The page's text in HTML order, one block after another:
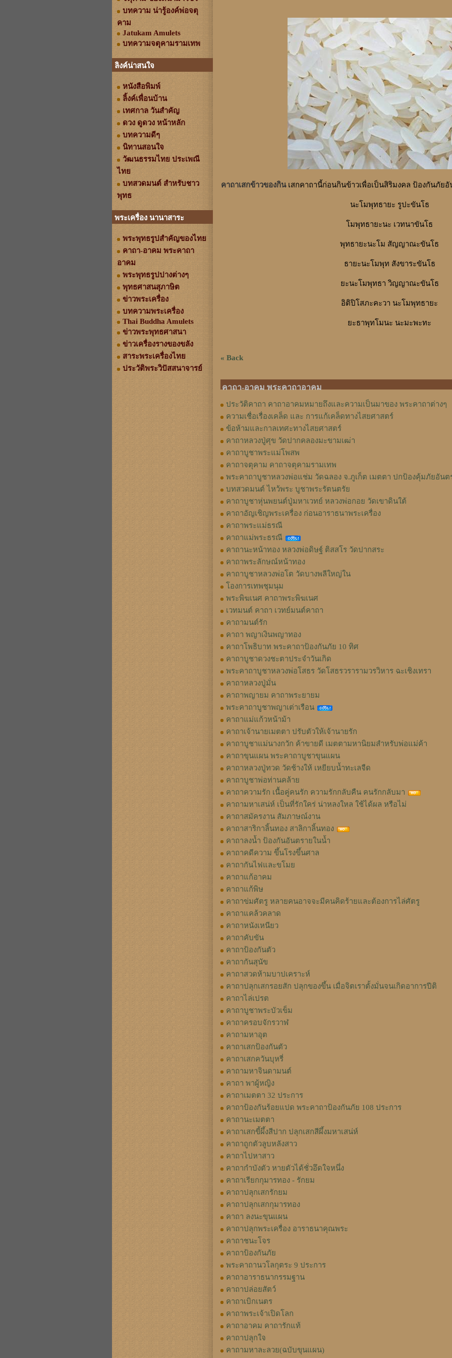
บทความ น่ารู้องค์พ่อจตุ
คาม
Jatukam Amulets
บทความจตุคามรามเทพ
ลิงค์น่าสนใจ
หนังสือพิมพ์
ลิ้งค์เพื่อนบ้าน
เทศกาล วันสำคัญ
ดวง ดูดวง หน้าหลัก
บทความดีๆ
นิทานสอนใจ
วัฒนธรรมไทย ประเพณี
ไทย
บทสวดมนต์ สำหรับชาว
พุทธ
พระเครื่อง นานาสาระ
พระพุทธรูปสำคัญของไทย
คาถา-อาคม พระคาถา
อาคม
พระพุทธรูปปางต่างๆ
พุทธศาสนสุภาษิต
ข่าวพระเครื่อง
บทความพระเครื่อง
Thai Buddha Amulets
ข่าวพระพุทธศาสนา
ข่าวเครื่องรางของขลัง
สาระพระเครื่องไทย
ประวัติพระวิปัสสนาจารย์
คาถาเสกข้าวของกินเสกคาถานี้ก่อนกินข้าวเพื่อเป็นสิริมงคล ป้องกันภัยอั
นะโมพุทธายะ รูปะขันโธ
โมพุทธายะนะ เวทนาขันโธ
พุทธายะนะโม สัญญาณะขันโธ
ธายะนะโมพุท สังขาระขันโธ
ยะนะโมพุทธา วิญญาณะขันโธ
อิติปิโสภะคะวา นะโมพุทธายะ
ยะธาพุทโมนะ นะมะพะทะ
« Back
คาถา-อาคม พระคาถาอาคม
ประวัติคาถา คาถาอาคมหมายถึงและความเป็นมาของ พระคาถาต่างๆ
ความเชื่อเรื่องเคล็ด และ การแก้เคล็ดทางไสยศาสตร์
ข้อห้ามและกาลเทศะทางไสยศาสตร์
คาถาหลวงปู่ศุข วัดปากคลองมะขามเฒ่า
คาถาบูชาพระแม่โพสพ
คาถาจตุคาม คาถาจตุคามรามเทพ
พระคาถาบูชาหลวงพ่อแช่ม วัดฉลอง จ.ภูเก็ต เมตตา ปกป้องคุ้มภัยอันต
บทสวดมนต์ ไหว้พระ บูชาพระรัตนตรัย
คาถาบูชาหุ่นพยนต์ปู่มหาเวทย์ หลวงพ่อกอย วัดเขาดินใต้
คาถาอัญเชิญพระเครื่อง ก่อนอาราธนาพระเครื่อง
คาถาพระแม่ธรณี
คาถาแม่พระธรณี
คาถานะหน้าทอง หลวงพ่อดิษฐ์ ติสสโร วัดปากสระ
คาถาพระลักษณ์หน้าทอง
คาถาบูชาหลวงพ่อโต วัดบางพลีใหญ่ใน
โองการเทพชุมนุม
พระพิฆเนศ คาถาพระพิฆเนศ
เวทมนต์ คาถา เวทย์มนต์คาถา
คาถามนต์รัก
คาถา พญาเงินพญาทอง
คาถาโพธิบาท พระคาถาป้องกันภัย 10 ทิศ
คาถาบูชาดวงชะตาประจำวันเกิด
พระคาถาบูชาหลวงพ่อโสธร วัดโสธรวรารามวรวิหาร ฉะเชิงเทรา
คาถาหลวงปู่มั่น
คาถาพญายม คาถาพระยายม
พระคาถาบูชาพญาเต่าเรือน
คาถาแม่แก้วหน้าม้า
คาถาเจ้านายเมตตา ปรับตัวให้เจ้านายรัก
คาถาบูชาแม่นางกวัก ค้าขายดี เมตตามหานิยมสำหรับพ่อแม่ค้า
คาถาขุนแผน พระคาถาบูชาขุนแผน
คาถาหลวงปู่ทวด วัดช้างให้ เหยียบน้ำทะเลจืด
คาถาบูชาพ่อท่านคล้าย
คาถาความรัก เนื้อคู่คนรัก ความรักกลับคืน คนรักกลับมา
คาถามหาเสน่ห์ เป็นที่รักใคร่ น่าหลงใหล ใช้ได้ผล หรือไม่
คาถาสมัครงาน สัมภาษณ์งาน
คาถาสาริกาลิ้นทอง สาลิกาลิ้นทอง
คาถาลงน้ำ ป้องกันอันตรายในน้ำ
คาถาคดีความ ขึ้นโรงขึ้นศาล
คาถากันไฟและขโมย
คาถาแก้อาคม
คาถาแก้พิษ
คาถาข่มศัตรู หลายคนอาจจะมีคนคิดร้ายและต้องการไล่ศัตรู
คาถาแคล้วคลาด
คาถาหนังเหนียว
คาถาคับขัน
คาถาป้องกันตัว
คาถากันสุนัข
คาถาสวดห้ามบาปเคราะห์
คาถาปลุกเสกรอยสัก ปลุกของขึ้น เมื่อจิตเราตั้งมั่นจนเกิดอาการปีติ
คาถาไล่เปรต
คาถาบูชาพระบัวเข็ม
คาถาครอบจักรวาฬ
คาถามหาอุต
คาถาเสกป้องกันตัว
คาถาเสกควันบุหรี่
คาถามหาจินดามนต์
คาถา พาผู้หญิง
คาถาเมตตา 32 ประการ
คาถาป้องกันร้อยแปด พระคาถาป้องกันภัย 108 ประการ
คาถานะเมตตา
คาถาเสกขี้ผึ้งสีปาก ปลุกเสกสีผึ้งมหาเสน่ห์
คาถาถูกตัวลูบหลังสาว
คาถาไปหาสาว
คาถากำบังตัว หายตัวได้ชั่วอึดใจหนึ่ง
คาถาเรียกกุมารทอง - รักยม
คาถาปลุกเสกรักยม
คาถาปลุกเสกกุมารทอง
คาถา ลงนะขุนแผน
คาถาปลุกพระเครื่อง อาราธนาคุณพระ
คาถาชนะโจร
คาถาป้องกันภัย
พระคาถานวโลกุตระ 9 ประการ
คาถาอาราธนากรรมฐาน
คาถาปล่อยสัตว์
คาถาเบิกเนตร
คาถาพระเจ้าเปิดโลก
คาถาอาคม คาถารักแท้
คาถาปลุกใจ
คาถามหาละลวย(ฉบับขุนแผน)